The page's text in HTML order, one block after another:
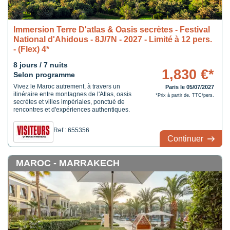
Immersion Terre D'atlas & Oasis secrètes - Festival
National d'Ahidous - 8J/7N - 2027 - Limité à 12 pers.
- (Flex) 4*
8 jours / 7 nuits
Selon programme
Vivez le Maroc autrement, à travers un
itinéraire entre montagnes de l'Atlas, oasis
secrètes et villes impériales, ponctué de
rencontres et d'expériences authentiques.
Ref : 655356
1,830 €*
Paris le 05/07/2027
*Prix à partir de, TTC/pers.
Continuer
MAROC - MARRAKECH